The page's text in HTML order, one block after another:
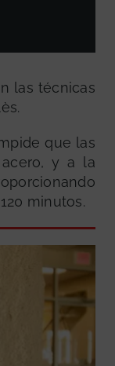
las técnicas
que las
y a la
minutos.